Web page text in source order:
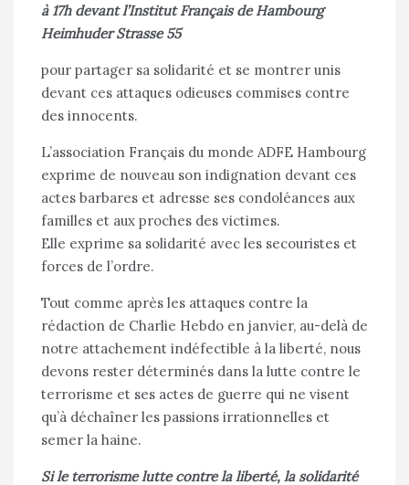
à 17h devant l’Institut Français de Hambourg
Heimhuder Strasse 55
pour partager sa solidarité et se montrer unis
devant ces attaques odieuses commises contre
des innocents.
L’association Français du monde ADFE Hambourg
exprime de nouveau son indignation devant ces
actes barbares et adresse ses condoléances aux
familles et aux proches des victimes.
Elle exprime sa solidarité avec les secouristes et
forces de l’ordre.
Tout comme après les attaques contre la
rédaction de Charlie Hebdo en janvier, au-delà de
notre attachement indéfectible à la liberté, nous
devons rester déterminés dans la lutte contre le
terrorisme et ses actes de guerre qui ne visent
qu’à déchaîner les passions irrationnelles et
semer la haine.
Si le terrorisme lutte contre la liberté, la solidarité